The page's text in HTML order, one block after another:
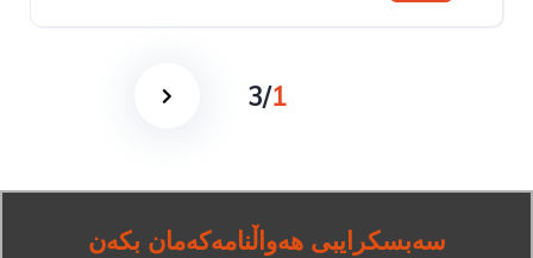
1
/
3
سەبسکرایبی هەواڵنامەکەمان بکەن